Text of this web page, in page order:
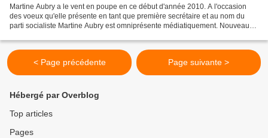
Martine Aubry a le vent en poupe en ce début d'année 2010. A l'occasion
des voeux qu'elle présente en tant que première secrétaire et au nom du
parti socialiste Martine Aubry est omniprésente médiatiquement. Nouveau
< Page précédente Page suivante >
Hébergé par Overblog
Top articles
Pages